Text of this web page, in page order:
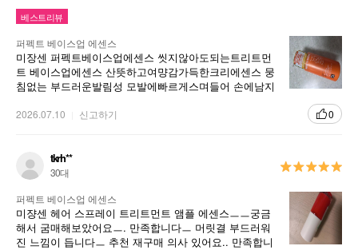
베스트리뷰
퍼펙트 베이스업 에센스
미장센 퍼펙트베이스업에센스 씻지않아도되는트리트먼
트 베이스업에센스 산뜻하고여먕감가득한크리에센스 뭉
침없는 부드러운발림성 모발에빠르게스며들어 손에남지
영양강을더해주고샴푸후젖은머리에 적당히손에덜어 전
2026.07.10 신고하기 0
tkrh**
30대
퍼펙트 베이스업 에센스
미쟝센 헤어 스프레이 트리트먼트 앰플 에센스ㅡㅡ궁금
해서 굼매해보았어요ㅡ. 만족합니다ㅡ 머릿결 부드러워
진 느낌이 듭니다ㅡ 추천 재구매 의사 있어요.. 만족합니